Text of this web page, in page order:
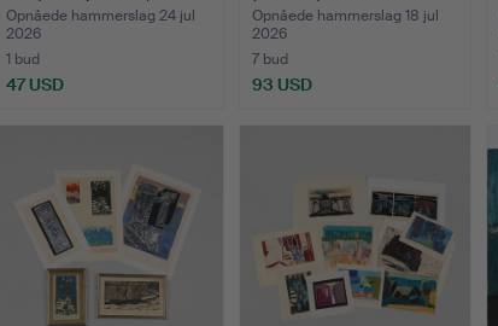
Opnåede hammerslag 24 jul
2026
1 bud
47 USD
Opnåede hammerslag 18 jul
2026
7 bud
93 USD